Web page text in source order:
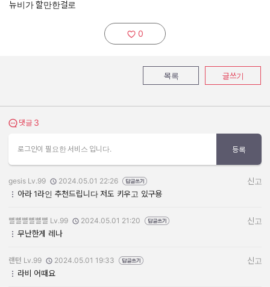
뉴비가 할만한걸로
추천하기:
0
목록 글쓰기
댓글 보기
댓글 3
로그인이 필요한 서비스 입니다. 등록
작성자:
gesis Lv.99
작성일:
2024.05.01 22:26
신고
아라 1라인 추천드립니다 저도 키우고 있구용
작성자:
뼐뼐뼐뼐뼐뼐 Lv.99
작성일:
2024.05.01 21:20
신고
무난한게 레나
작성자:
랜턴 Lv.99
작성일:
2024.05.01 19:33
신고
라비 어때요